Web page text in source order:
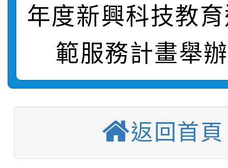
報，惠請貴機關(學校)
宣導。
學年度第1學期第7次代
結果(第10招)
【甄選結果(第2招)】
學年度第1學期第9次
結果(第2招)
轉知：本市公務人員
9月16日本府B2大禮堂
1次會員大會暨第7屆會
函轉運動部全民運動
推動社區運動俱樂部營
計畫」1 份，請踴躍報
【甄選結果(第11招)】
學年度第1學期第7次
【甄選結果(第3招)】
年度新興科技教
範服務計畫舉
返回首頁